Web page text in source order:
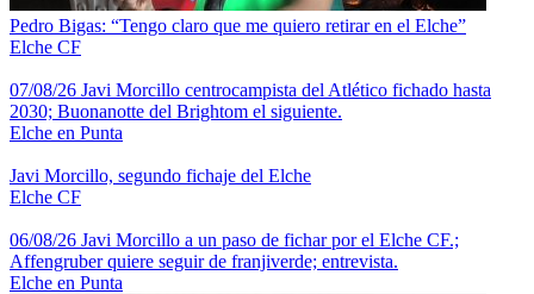
Pedro Bigas: “Tengo claro que me quiero retirar en el Elche”
Elche CF
07/08/26 Javi Morcillo centrocampista del Atlético fichado hasta
2030; Buonanotte del Brightom el siguiente.
Elche en Punta
Javi Morcillo, segundo fichaje del Elche
Elche CF
06/08/26 Javi Morcillo a un paso de fichar por el Elche CF.;
Affengruber quiere seguir de franjiverde; entrevista.
Elche en Punta